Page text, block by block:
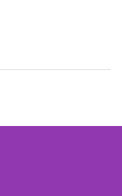
and
and Beyond.